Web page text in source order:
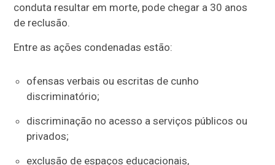
conduta resultar em morte, pode chegar a 30 anos
de reclusão.
Entre as ações condenadas estão:
ofensas verbais ou escritas de cunho
discriminatório;
discriminação no acesso a serviços públicos ou
privados;
exclusão de espaços educacionais,